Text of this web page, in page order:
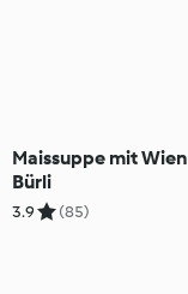
Maissuppe mit
Bürli
3.9 (85)